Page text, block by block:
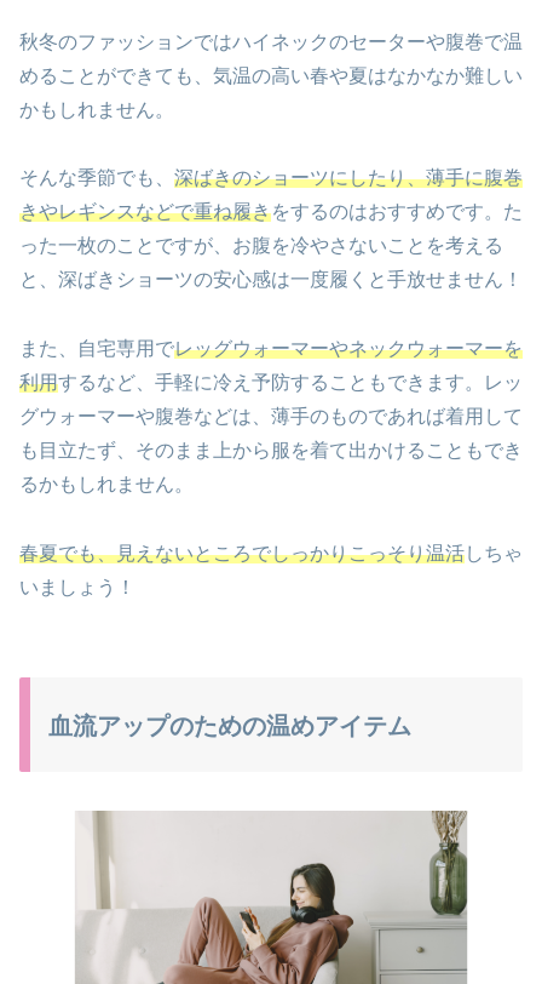
秋冬のファッションではハイネックのセーターや腹巻で温
めることができても、気温の高い春や夏はなかなか難しい
かもしれません。
そんな季節でも、 深ばきのショーツにしたり、薄手に腹巻
きやレギンスなどで重ね履きをするのはおすすめです。た
った一枚のことですが、お腹を冷やさないことを考える
と、深ばきショーツの安心感は一度履くと手放せません！
また、自宅専用でレッグウォーマーやネックウォーマーを
利用するなど、手軽に冷え予防することもできます。レッ
グウォーマーや腹巻などは、薄手のものであれば着用して
も目立たず、そのまま上から服を着て出かけることもでき
るかもしれません。
春夏でも、見えないところでしっかりこっそり温活しちゃ
いましょう！
血流アップのための温めアイテム